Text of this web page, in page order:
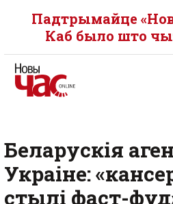
Падтрымайце
Каб было што
Беларускія
Украіне:
стылі фаст-